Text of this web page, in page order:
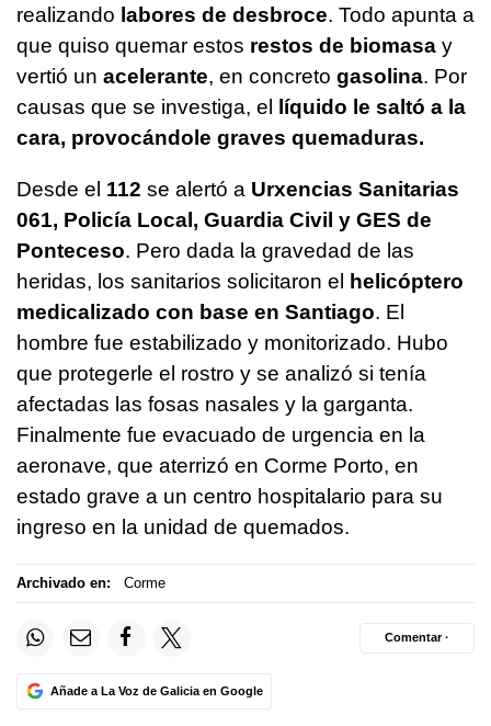
realizando labores de desbroce. Todo apunta a
que quiso quemar estos restos de biomasa y
vertió un acelerante, en concreto gasolina. Por
causas que se investiga, el líquido le saltó a la
cara, provocándole graves quemaduras.
Desde el 112 se alertó a Urxencias Sanitarias
061, Policía Local, Guardia Civil y GES de
Ponteceso. Pero dada la gravedad de las
heridas, los sanitarios solicitaron el helicóptero
medicalizado con base en Santiago. El
hombre fue estabilizado y monitorizado. Hubo
que protegerle el rostro y se analizó si tenía
afectadas las fosas nasales y la garganta.
Finalmente fue evacuado de urgencia en la
aeronave, que aterrizó en Corme Porto, en
estado grave a un centro hospitalario para su
ingreso en la unidad de quemados.
Archivado en: Corme
Añade a La Voz de Galicia en Google
Comentar ·